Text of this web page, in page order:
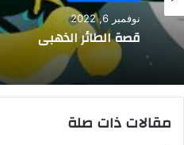
نوفمبر 6, 2022
قصة الطائر الذهبي
مقالات ذات صلة